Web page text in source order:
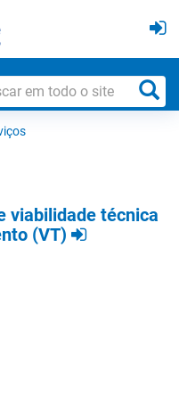
viabilidade técnica
(VT)